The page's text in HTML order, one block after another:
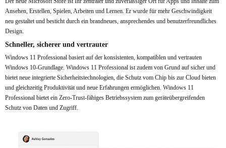
Ansehen, Erstellen, Spielen, Arbeiten und Lernen. Er wurde für mehr Geschwindigkeit
neu gestaltet und besticht durch ein brandneues, ansprechendes und benutzerfreundliches
Design.
Schneller, sicherer und vertrauter
Windows 11 Professional basiert auf der konsistenten, kompatiblen und vertrauten
Windows 10-Grundlage. Windows 11 Professional ist zudem von Grund auf sicher und
bietet neue integrierte Sicherheitstechnologien, die Schutz vom Chip bis zur Cloud bieten
und gleichzeitig Produktivität und neue Erfahrungen ermöglichen. Windows 11
Professional bietet ein Zero-Trust-fähiges Betriebssystem zum geräteübergreifenden
Schutz von Daten und Zugriff.